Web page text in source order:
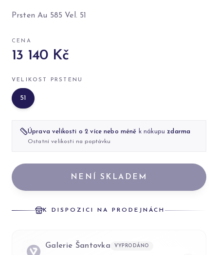
Prsten Au 585 Vel. 51
CENA
13 140 Kč
VELIKOST PRSTENU
51
Úprava velikosti o 2 více nebo méně k nákupu zdarma
Ostatní velikosti na poptávku
NENÍ SKLADEM
K DISPOZICI NA PRODEJNÁCH
Galerie Šantovka VYPRODÁNO